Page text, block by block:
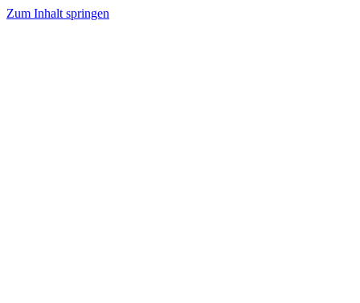
Zum Inhalt springen